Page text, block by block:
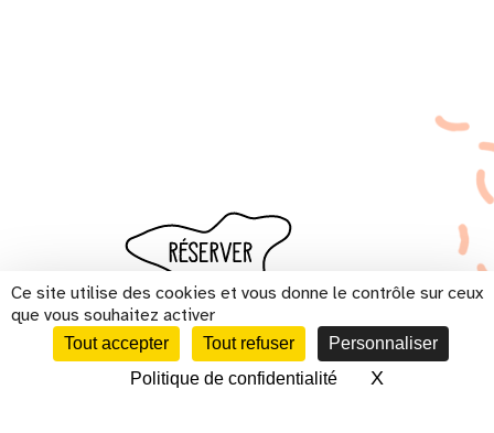
Ce site utilise des cookies et vous donne le contrôle sur ceux
que vous souhaitez activer
Tout accepter Tout refuser
Personnaliser
Politique de confidentialité
XMasquer le
CALENDRIER